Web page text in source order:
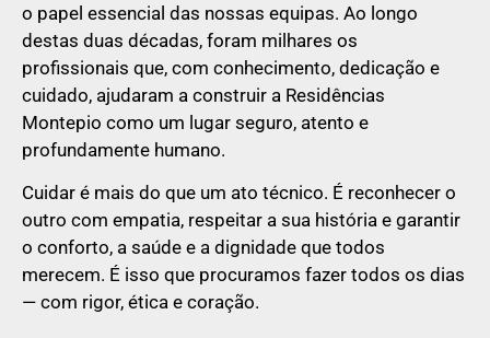
o papel essencial das nossas equipas. Ao longo
destas duas décadas, foram milhares os
profissionais que, com conhecimento, dedicação e
cuidado, ajudaram a construir a Residências
Montepio como um lugar seguro, atento e
profundamente humano.
Cuidar é mais do que um ato técnico. É reconhecer o
outro com empatia, respeitar a sua história e garantir
o conforto, a saúde e a dignidade que todos
merecem. É isso que procuramos fazer todos os dias
— com rigor, ética e coração.